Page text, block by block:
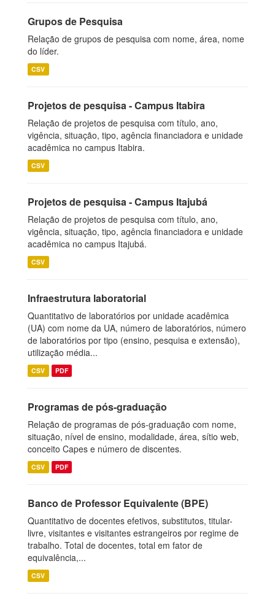
Grupos de Pesquisa
Relação de grupos de pesquisa com nome, área, nome
do líder.
CSV
Projetos de pesquisa - Campus Itabira
Relação de projetos de pesquisa com título, ano,
vigência, situação, tipo, agência financiadora e unidade
acadêmica no campus Itabira.
CSV
Projetos de pesquisa - Campus Itajubá
Relação de projetos de pesquisa com título, ano,
vigência, situação, tipo, agência financiadora e unidade
acadêmica no campus Itajubá.
CSV
Infraestrutura laboratorial
Quantitativo de laboratórios por unidade acadêmica
(UA) com nome da UA, número de laboratórios, número
de laboratórios por tipo (ensino, pesquisa e extensão),
utilização média...
CSV PDF
Programas de pós-graduação
Relação de programas de pós-graduação com nome,
situação, nível de ensino, modalidade, área, sítio web,
conceito Capes e número de discentes.
CSV PDF
Banco de Professor Equivalente (BPE)
Quantitativo de docentes efetivos, substitutos, titular-
livre, visitantes e visitantes estrangeiros por regime de
trabalho. Total de docentes, total em fator de
equivalência,...
CSV